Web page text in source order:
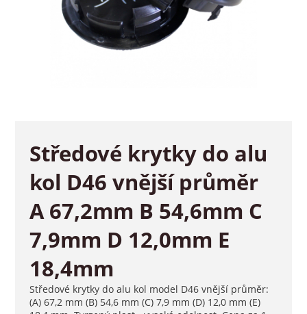
Středové krytky do alu
kol D46 vnější průměr
A 67,2mm B 54,6mm C
7,9mm D 12,0mm E
18,4mm
Středové krytky do alu kol model D46 vnější průměr:
(A) 67,2 mm (B) 54,6 mm (C) 7,9 mm (D) 12,0 mm (E)